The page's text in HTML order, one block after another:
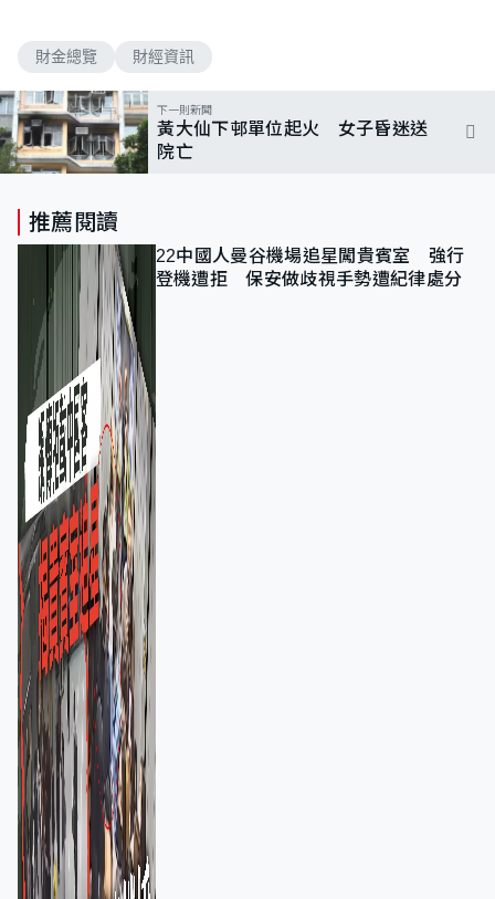
財金總覽 財經資訊
下一則新聞
黃大仙下邨單位起火 女子昏迷送
院亡
推薦閱讀
22中國人曼谷機場追星闖貴賓室 強行
登機遭拒 保安做歧視手勢遭紀律處分